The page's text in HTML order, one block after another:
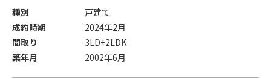
種別
戸建て
成約時期
2024年2月
間取り
3LD+2LDK
築年月
2002年6月